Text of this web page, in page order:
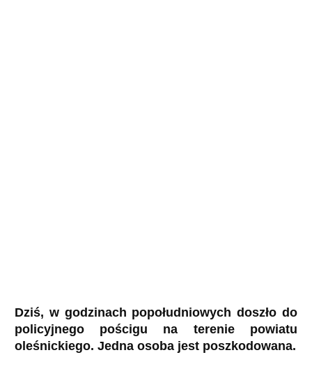
Dziś, w godzinach popołudniowych doszło do
policyjnego pościgu na terenie powiatu
oleśnickiego. Jedna osoba jest poszkodowana.